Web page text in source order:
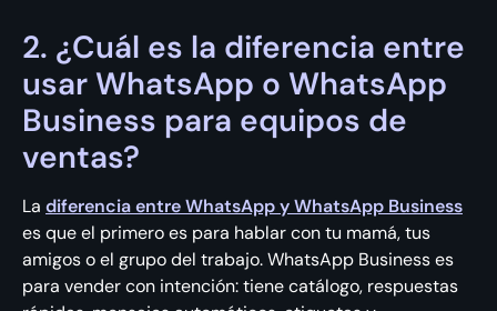
2. ¿Cuál es la diferencia entre
usar WhatsApp o WhatsApp
Business para equipos de
ventas?
La diferencia entre WhatsApp y WhatsApp Business
es que el primero es para hablar con tu mamá, tus
amigos o el grupo del trabajo. WhatsApp Business es
para vender con intención: tiene catálogo, respuestas